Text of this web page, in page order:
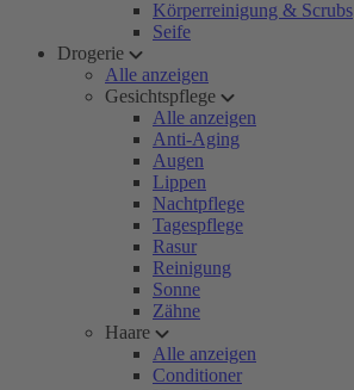
Körperreinigung & Scrubs
Seife
Drogerie
Alle anzeigen
Gesichtspflege
Alle anzeigen
Anti-Aging
Augen
Lippen
Nachtpflege
Tagespflege
Rasur
Reinigung
Sonne
Zähne
Haare
Alle anzeigen
Conditioner